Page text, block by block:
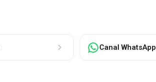
Canal WhatsApp